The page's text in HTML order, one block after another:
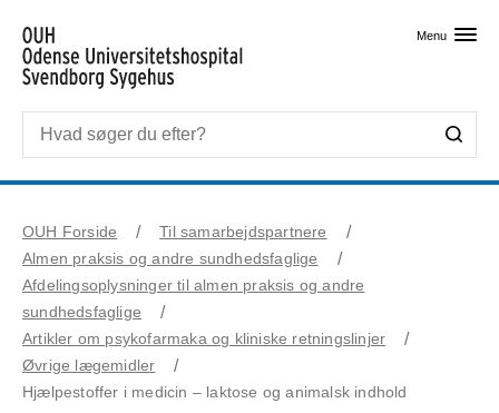
Menu
OUH Forside
Til samarbejdspartnere
Almen praksis og andre sundhedsfaglige
Afdelingsoplysninger til almen praksis og andre
sundhedsfaglige
Artikler om psykofarmaka og kliniske retningslinjer
Øvrige lægemidler
Hjælpestoffer i medicin – laktose og animalsk indhold